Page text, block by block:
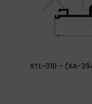
XTL-310 - (XA-